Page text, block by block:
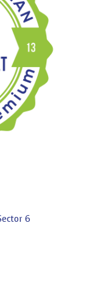
6